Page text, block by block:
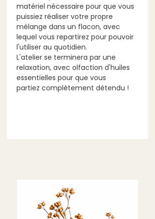
matériel nécessaire pour que vous
puissiez réaliser votre propre
mélange dans un flacon, avec
lequel vous repartirez pour pouvoir
l'utiliser au quotidien.
L'atelier se terminera par une
relaxation, avec olfaction d'huiles
essentielles pour que vous
partiez complètement détendu !